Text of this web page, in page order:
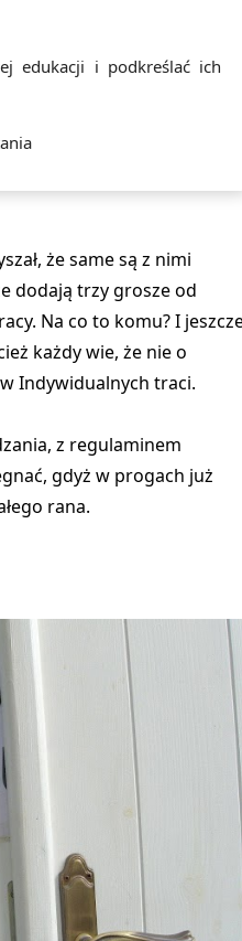
edukacji i podkreślać ich
że same są z nimi
dodają trzy grosze od
Na co to komu? I
każdy wie, że nie o
Indywidualnych traci.
z regulaminem
gdyż w progach już
rana.